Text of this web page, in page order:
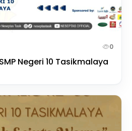
0
Negeri 10 Tasikmalaya